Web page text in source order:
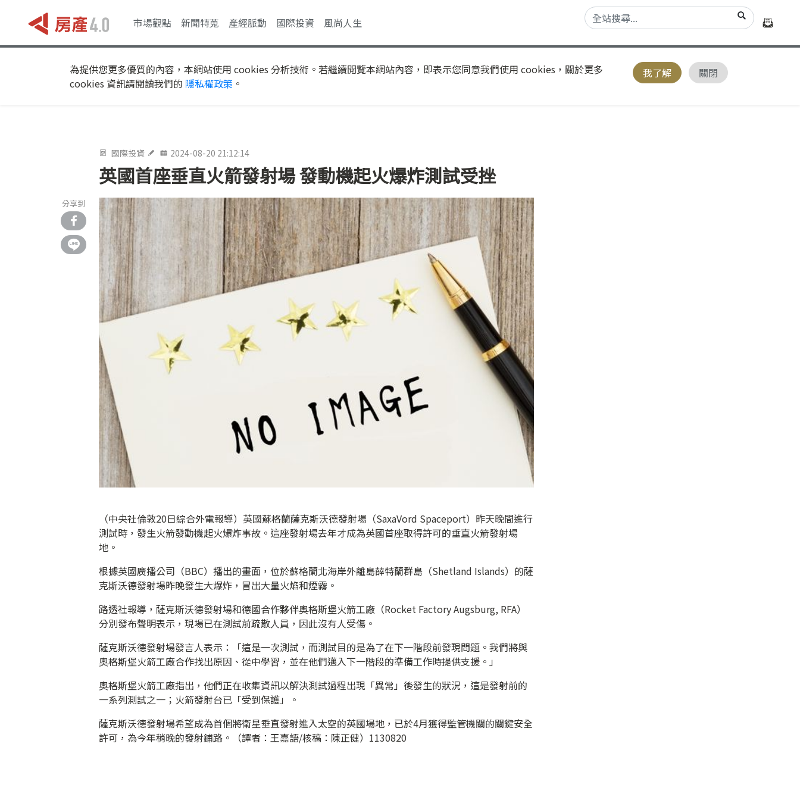
市場觀點 新聞特蒐 產經脈動 國際投資 風尚人生
為提供您更多優質的內容，本網站使用 cookies 分析技術。若繼續閱覽本網站內容，即表示您同意我們使用 cookies，關於更多
cookies 資訊請閱讀我們的 隱私權政策 。
我了解 關閉
國際投資 2024-08-20 21:12:14
英國首座垂直火箭發射場 發動機起火爆炸測試受挫
分享到
（中央社倫敦20日綜合外電報導）英國蘇格蘭薩克斯沃德發射場（SaxaVord Spaceport）昨天晚間進行
測試時，發生火箭發動機起火爆炸事故。這座發射場去年才成為英國首座取得許可的垂直火箭發射場
地。
根據英國廣播公司（BBC）播出的畫面，位於蘇格蘭北海岸外離島薛特蘭群島（Shetland Islands）的薩
克斯沃德發射場昨晚發生大爆炸，冒出大量火焰和煙霧。
路透社報導，薩克斯沃德發射場和德國合作夥伴奧格斯堡火箭工廠（Rocket Factory Augsburg, RFA）
分別發布聲明表示，現場已在測試前疏散人員，因此沒有人受傷。
薩克斯沃德發射場發言人表示：「這是一次測試，而測試目的是為了在下一階段前發現問題。我們將與
奧格斯堡火箭工廠合作找出原因、從中學習，並在他們邁入下一階段的準備工作時提供支援。」
奧格斯堡火箭工廠指出，他們正在收集資訊以解決測試過程出現「異常」後發生的狀況，這是發射前的
一系列測試之一；火箭發射台已「受到保護」。
薩克斯沃德發射場希望成為首個將衛星垂直發射進入太空的英國場地，已於4月獲得監管機關的關鍵安全
許可，為今年稍晚的發射鋪路。（譯者：王嘉語/核稿：陳正健）1130820